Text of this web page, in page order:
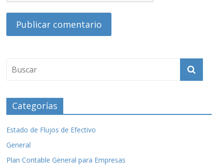
Categorías
Estado de Flujos de Efectivo
General
Plan Contable General para Empresas